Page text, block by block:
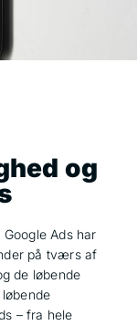
og
Ads har
på tværs af
de løbende
– fra hele